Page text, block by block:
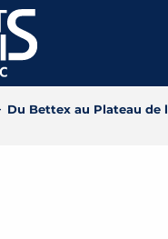
Du Bettex au Plateau de